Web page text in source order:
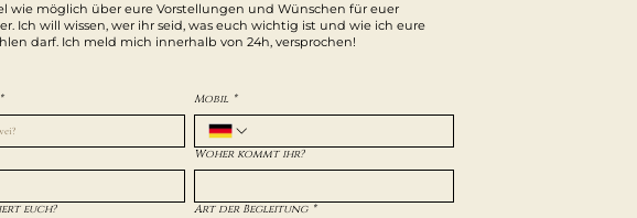
wie möglich über eure Vorstellungen und Wünschen für euer
Ich will wissen, wer ihr seid, was euch wichtig ist und wie ich eure
darf. Ich meld mich innerhalb von 24h, versprochen!
* Mobil *
Woher kommt ihr?
euch? Art der Begleitung *